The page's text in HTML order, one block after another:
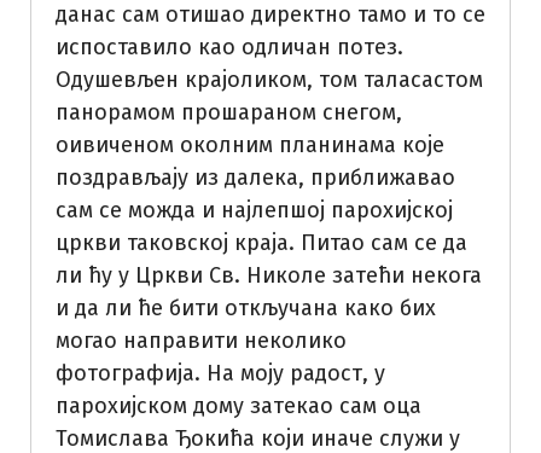
данас сам отишао директно тамо и то се
испоставило као одличан потез.
Одушевљен крајоликом, том таласастом
панорамом прошараном снегом,
оивиченом околним планинама које
поздрављају из далека, приближавао
сам се можда и најлепшој парохијској
цркви таковској краја. Питао сам се да
ли ћу у Цркви Св. Николе затећи некога
и да ли ће бити откључана како бих
могао направити неколико
фотографија. На моју радост, у
парохијском дому затекао сам оца
Томислава Ђокића који иначе служи у